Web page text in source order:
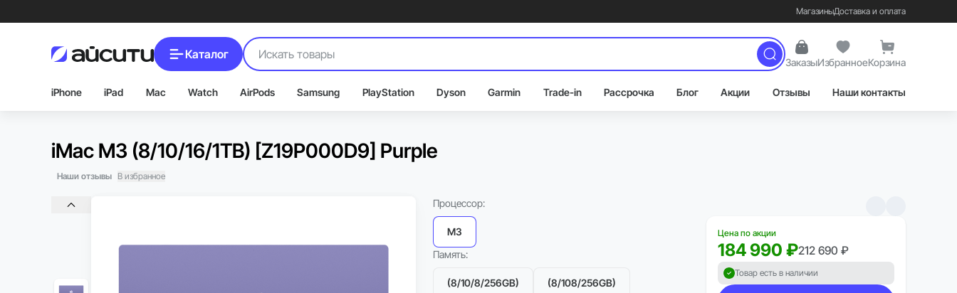
МагазиныДоставка и оплата
Каталог
ЗаказыИзбранноеКорзина
iPhone iPad Mac Watch AirPods Samsung PlayStation Dyson Garmin Trade-in Рассрочка Блог Акции Отзывы Наши контакты
iMac M3 (8/10/16/1TB) [Z19P000D9] Purple
Наши отзывы В избранное
Процессор:
M3
Память:
(8/10/8/256GB) (8/108/256GB)
Цена по акции
184 990 ₽212 690 ₽
Товар есть в наличии